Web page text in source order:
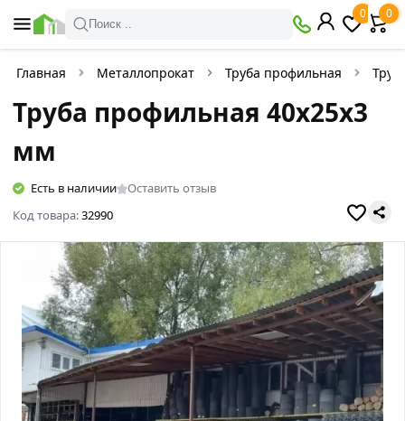
Поиск ..
0 0
Главная Металлопрокат Труба профильная
Труба профильная 40х25х3
мм
Есть в наличии
Оставить отзыв
Код товара:32990